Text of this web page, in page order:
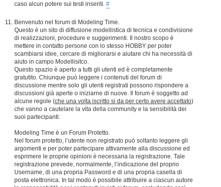
caso alcun potere sui testi inseriti. #
Benvenuto nel forum di Modeling Time.
Questo è un sito di diffusione modellistica di tecnica e condivisione
di realizzazioni, procedure e suggerimenti. Il nostro scopo è
mettere in contatto persone con lo stesso HOBBY per poter
scambiarsi idee, cercare di migliorarsi e aiutare chi ha necessità di
aiuto in campo Modellisitco.
Questo spazio è aperto a tutti gli utenti ed è completamente
gratutito. Chiunque può leggere i contenuti del forum di
discussione mentre solo gli utenti registrati possono rispondere a
discussioni già aperte o iniziarne di nuove. Il forum è soggetto ad
alcune regole (che una volta iscritto si da per certo avere accettato)
che vanno a cautelare la vita della community e la sensibilità dei
suoi partecipanti:
Modeling Time è un Forum Protetto.
Nel forum protetto, l’utente non registrato può soltanto leggere gli
argomenti e per poter partecipare attivamente alla discussione ed
esprimere le proprie opinioni è necessaria la registrazione. Tale
registrazione prevede, normalmente, l’indicazione del proprio
Username, di una propria Password e di una propria casella di
posta elettronica. In tal modo è possibile attribuire a ciascun autore